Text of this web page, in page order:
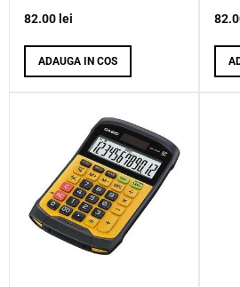
82.00 lei
ADAUGA IN COS